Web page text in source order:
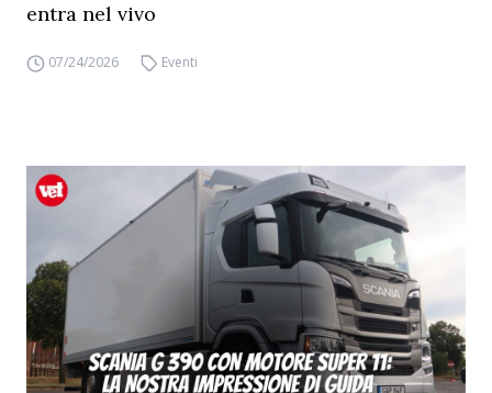
entra nel vivo
07/24/2026 Eventi